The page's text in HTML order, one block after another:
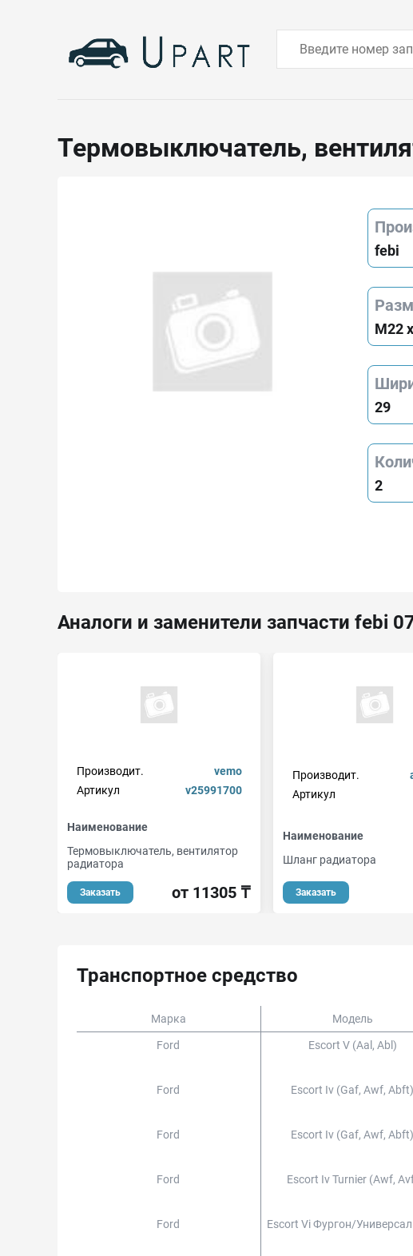
Термовыключатель,
febi
M22
29
2
Аналоги и заменители запчасти febi
Производит.
vemo
Артикул
v25991700
Наименование
Термовыключатель, вентилятор
радиатора
Заказать от 11305 ₸
Производит.
Артикул
Наименование
Шланг радиатора
Заказать
Транспортное средство
Марка Модель
Ford Escort V (aal, Abl)
Ford Escort Iv (gaf, Awf, Abft)
Ford Escort Iv (gaf, Awf, Abft)
Ford Escort Iv Turnier (awf,
Ford Escort Vi Фургон/